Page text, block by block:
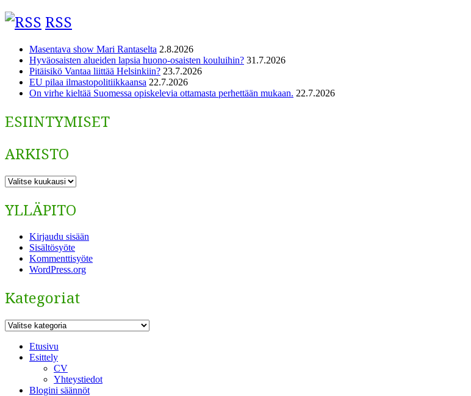
RSS
Masentava show Mari Rantaselta 2.8.2026
Hyväosaisten alueiden lapsia huono-osaisten kouluihin? 31.7.2026
Pitäisikö Vantaa liittää Helsinkiin? 23.7.2026
EU pilaa ilmastopolitiikkaansa 22.7.2026
On virhe kieltää Suomessa opiskelevia ottamasta perhettään mukaan. 22.7.2026
ESIINTYMISET
ARKISTO
ARKISTO
YLLÄPITO
Kirjaudu sisään
Sisältösyöte
Kommenttisyöte
WordPress.org
Kategoriat
Kategoriat
Etusivu
Esittely
CV
Yhteystiedot
Blogini säännöt